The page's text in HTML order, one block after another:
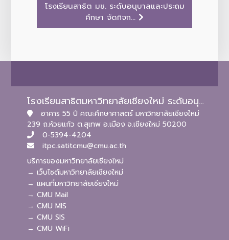
โรงเรียนสาธิต มช. ระดับอนุบาลและประถม
ศึกษา จัดกิจก...
โรงเรียนสาธิตมหาวิทยาลัยเชียงใหม่ ระดับอนุบาลและประถมศึกษา
อาคาร 55 ปี คณะศึกษาศาสตร์ มหาวิทยาลัยเชียงใหม่
239 ถ.ห้วยแก้ว ต.สุเทพ อ.เมือง จ.เชียงใหม่ 50200
0-5394-4204
itpc.satitcmu@cmu.ac.th
บริการของมหาวิทยาลัยเชียงใหม่
→ เว็บไซต์มหาวิทยาลัยเชียงใหม่
→ แผนที่มหาวิทยาลัยเชียงใหม่
→ CMU Mail
→ CMU MIS
→ CMU SIS
→ CMU WiFi